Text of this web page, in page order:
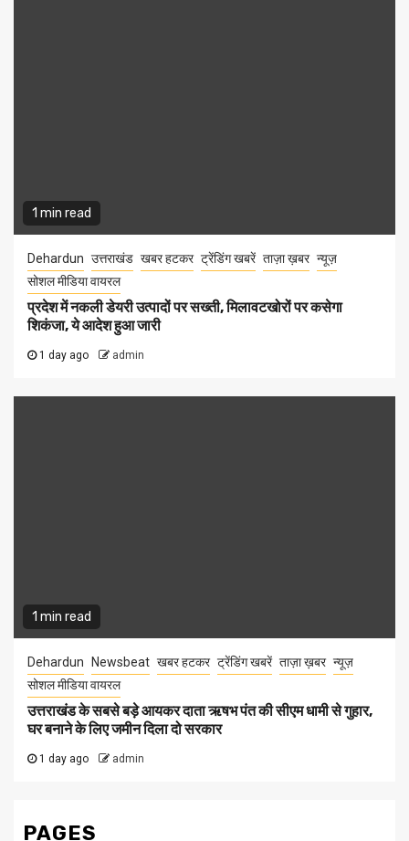
1 min read
Dehardun उत्तराखंड खबर हटकर ट्रेंडिंग खबरें ताज़ा ख़बर न्यूज़
सोशल मीडिया वायरल
प्रदेश में नकली डेयरी उत्पादों पर सख्ती, मिलावटखोरों पर कसेगा
शिकंजा, ये आदेश हुआ जारी
1 day ago admin
1 min read
Dehardun Newsbeat खबर हटकर ट्रेंडिंग खबरें ताज़ा ख़बर न्यूज़
सोशल मीडिया वायरल
उत्तराखंड के सबसे बड़े आयकर दाता ऋषभ पंत की सीएम धामी से गुहार,
घर बनाने के लिए जमीन दिला दो सरकार
1 day ago admin
PAGES